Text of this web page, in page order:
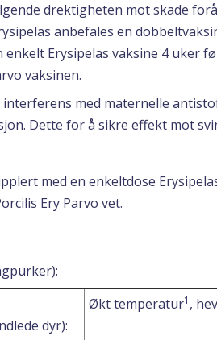
drektigheten mot skade
anbefales en
enkelt Erysipelas vaksine 4 uker
vaksinen.
interferens med maternelle
Dette for å sikre effekt mot
med en enkeltdose
Ery Parvo vet.
dyr):
Økt temperatur1 ,